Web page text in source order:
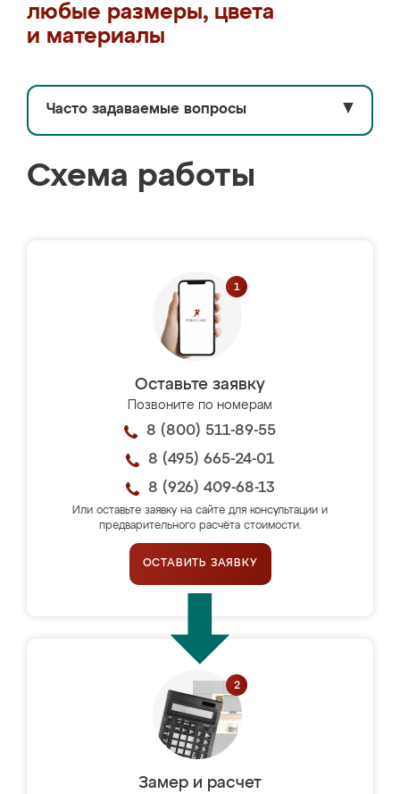
любые размеры, цвета
и материалы
Часто задаваемые вопросы ▼
Схема работы
Оставьте заявку
Позвоните по номерам
8 (800) 511-89-55
8 (495) 665-24-01
8 (926) 409-68-13
Или оставьте заявку на сайте для консультации и
предварительного расчёта стоимости.
ОСТАВИТЬ ЗАЯВКУ
Замер и расчет